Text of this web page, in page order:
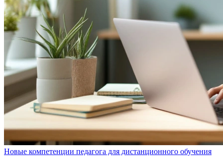
Новые компетенции педагога для дистанционного обучения